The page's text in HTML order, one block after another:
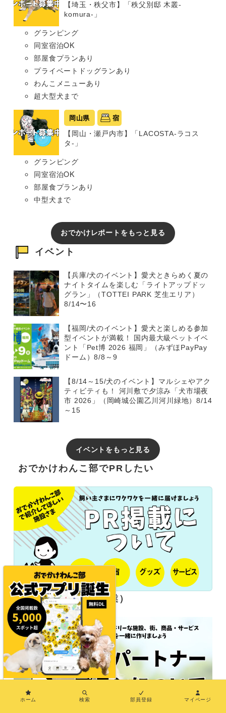
【埼玉・秩父市】「秩父別邸 木叢-
komura-」
グランピング
同室宿泊OK
部屋食プランあり
プライベートドッグランあり
わんこメニューあり
超大型犬まで
岡山県 宿
【岡山・瀬戸内市】「LACOSTA-ラコス
タ-」
グランピング
同室宿泊OK
部屋食プランあり
中型犬まで
おでかけレポートをもっと見る
イベント
【兵庫/犬のイベント】愛犬ときらめく夏の
ナイトタイムを楽しむ「ライトアップドッ
グラン」（TOTTEI PARK 芝生エリア）
8/14〜16
【福岡/犬のイベント】愛犬と楽しめる参加
型イベントが満載！ 国内最大級ペットイベ
ント「Pet博 2026 福岡」（みずほPayPay
ドーム）8/8～9
【8/14～15/犬のイベント】マルシェやアク
ティビティも！ 河川敷で夕涼み「犬市場夜
市 2026」（岡崎城公園乙川河川緑地）8/14
～15
イベントをもっと見る
おでかけわんこ部でPRしたい
長期パートナー（協業）
ホーム 検索 部員登録 マイページ